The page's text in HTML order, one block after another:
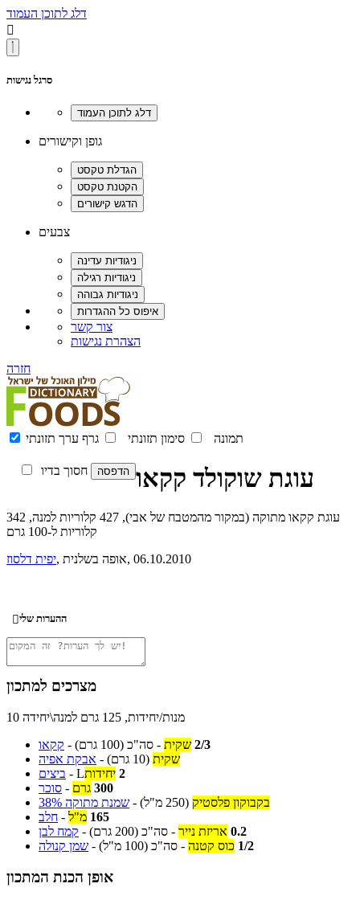
דלג לתוכן העמוד

סרגל נגישות
גופן וקישורים
צבעים
צור קשר
הצהרת נגישות
חזרה
תמונה סימון תזונתי גרף ערך תזונתי
חסוך בדיו עוגת שוקולד קקאו
עוגת קקאו מתוקה (במקור מהמטבח של אבי), 427 קלוריות למנה, 342
קלוריות ל-100 גרם
יפית דלסוז , אופה בשלנית, 06.10.2010
ההערות שלי
מצרכים למתכון
10 מנות/יחידות, 125 גרם למנה\יחידה
קקאו - 2/3 שקית - סה"כ (100 גרם)
אבקת אפיה - שקית (10 גרם)
ביצים - 2 יחידותL
סוכר - 300 גרם
שמנת מתוקה 38% - בקבוקון פלסטיק (250 מ"ל)
חלב - 165 מ"ל
קמח לבן - 0.2 אריזת נייר - סה"כ (200 גרם)
שמן קנולה - 1/2 כוס קטנה - סה"כ (100 מ"ל)
אופן הכנת המתכון